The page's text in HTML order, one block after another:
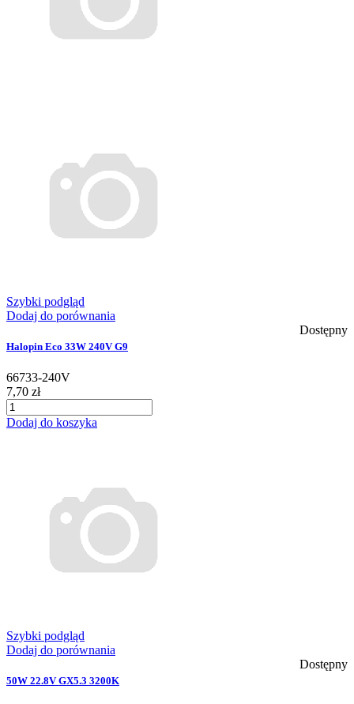
Szybki podgląd
Dodaj do porównania
Dostępny
Halopin Eco 33W 240V G9
66733-240V
7,70 zł
Dodaj do koszyka
Szybki podgląd
Dodaj do porównania
Dostępny
50W 22.8V GX5.3 3200K